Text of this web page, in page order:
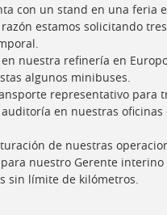
con un stand en una feria
estamos solicitando
nuestra refinería en
algunos minibuses.
representativo para
en nuestras oficinas
de nuestras
nuestro Gerente interino
sin límite de kilómetros.